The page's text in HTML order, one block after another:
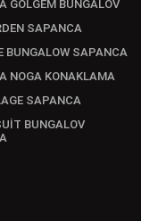
GÖLGEM BUNGALOV
SAPANCA
BUNGALOW SAPANCA
NOGA KONAKLAMA
SAPANCA
BUNGALOV